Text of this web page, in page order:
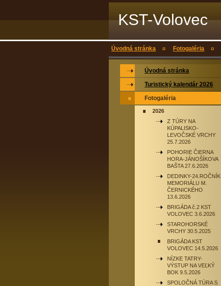
KST-Volovec
Úvodná stránka Fotogaléria
Úvodná stránka
Turistický kalendár 2026
Fotogaléria
2026
Z TÚRY NA
KÚPALISKO-
LEVOČSKÉ VRCHY
25.7.2026
POHORIE ČIERNA
HORA-JÁNOŠÍKOVA
BAŠTA 27.6.2026
DEDINKY-24.ROČNÍK
MEMORIÁLU M.
ČERNICKÉHO
13.6.2026
BRIGÁDA č.2 KST
VOLOVEC 3.6.2026
STAROHORSKÉ
VRCHY 30.5.2025
BRIGÁDA KST
VOLOVEC 14.5.2026
NÍZKE TATRY-
VÝSTUP NA VEĽKÝ
BOK 9.5.2026
SPOLOČNÁ TÚRA S